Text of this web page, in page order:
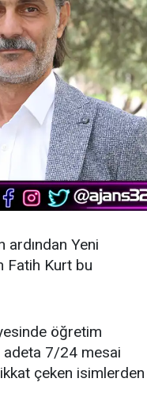
ardından Yeni
Fatih Kurt bu
öğretim
adeta 7/24 mesai
çeken isimlerden